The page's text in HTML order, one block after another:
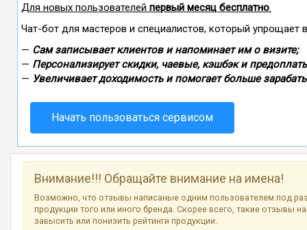
Для новых пользователей первый месяц бесплатно.
Чат-бот для мастеров и специалистов, который упрощает
— Сам записывает клиентов и напоминает им о визите;
— Персонализирует скидки, чаевые, кэшбэк и
— Увеличивает доходимость и помогает больше
Начать пользоваться сервисом
Внимание!!! Обращайте внимание на имена!
Возможно, что отзывы написаные одним пользователем под
продукции того или иного бренда. Скорее всего, такие отзывы
завысить или понизить рейтинги продукции.